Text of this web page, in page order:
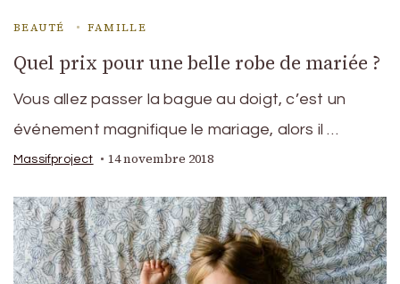
BEAUTÉ FAMILLE
Quel prix pour une belle robe de mariée ?
Vous allez passer la bague au doigt, c’est un
événement magnifique le mariage, alors il …
Massifproject 14 novembre 2018